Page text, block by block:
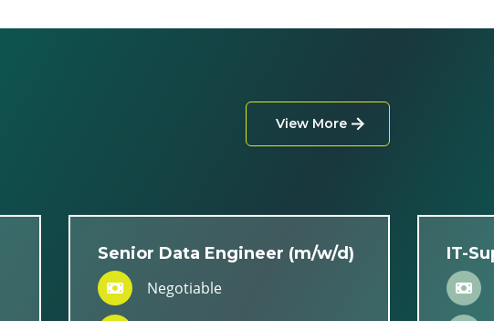
View More
Senior Data Engineer (m/w/d)
Negotiable
IT-